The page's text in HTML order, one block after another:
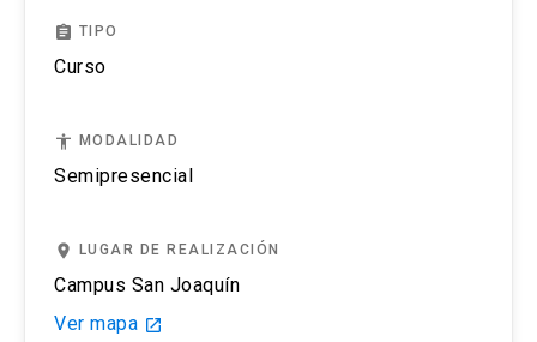
assignment TIPO
Curso
accessibility MODALIDAD
Semipresencial
place LUGAR DE REALIZACIÓN
Campus San Joaquín
Ver mapa launch